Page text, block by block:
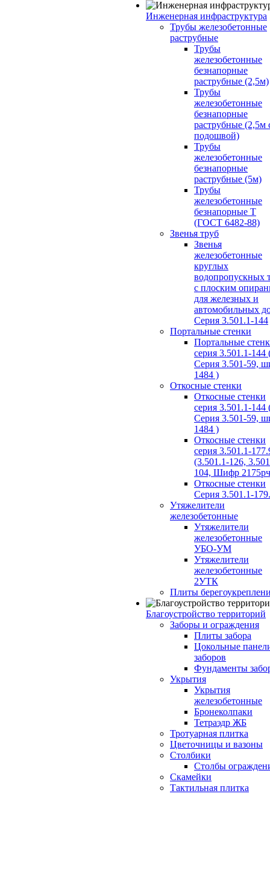
Инженерная инфраструктура
Трубы железобетонные
раструбные
Трубы
железобетонные
безнапорные
раструбные (2,5м)
Трубы
железобетонные
безнапорные
раструбные (2,5м
подошвой)
Трубы
железобетонные
безнапорные
раструбные (5м)
Трубы
железобетонные
безнапорные Т
(ГОСТ 6482-88)
Звенья труб
Звенья
железобетонные
круглых
водопропускных
с плоским
для железных и
автомобильных
Серия 3.501.1-144
Портальные стенки
Портальные
серия 3.501.1-144
Серия 3.501-59,
1484 )
Откосные стенки
Откосные стенки
серия 3.501.1-144
Серия 3.501-59,
1484 )
Откосные стенки
серия 3.501.1-
(3.501.1-126,
104, Шифр
Откосные стенки
Серия 3.501.1-
Утяжелители
железобетонные
Утяжелители
железобетонные
УБО-УМ
Утяжелители
железобетонные
2УТК
Плиты
Благоустройство территорий
Заборы и ограждения
Плиты забора
Цокольные
заборов
Фундаменты
Укрытия
Укрытия
железобетонные
Бронеколпаки
Тетраэдр ЖБ
Тротуарная плитка
Цветочницы и вазоны
Столбики
Столбы
Скамейки
Тактильная плитка